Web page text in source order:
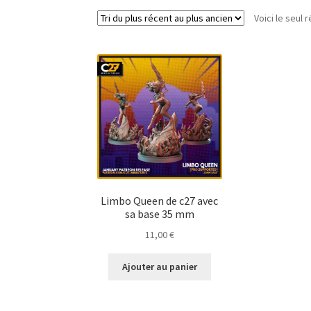
Voici le seul
Limbo Queen de c27 avec
sa base 35 mm
11,00€
Ajouter au panier